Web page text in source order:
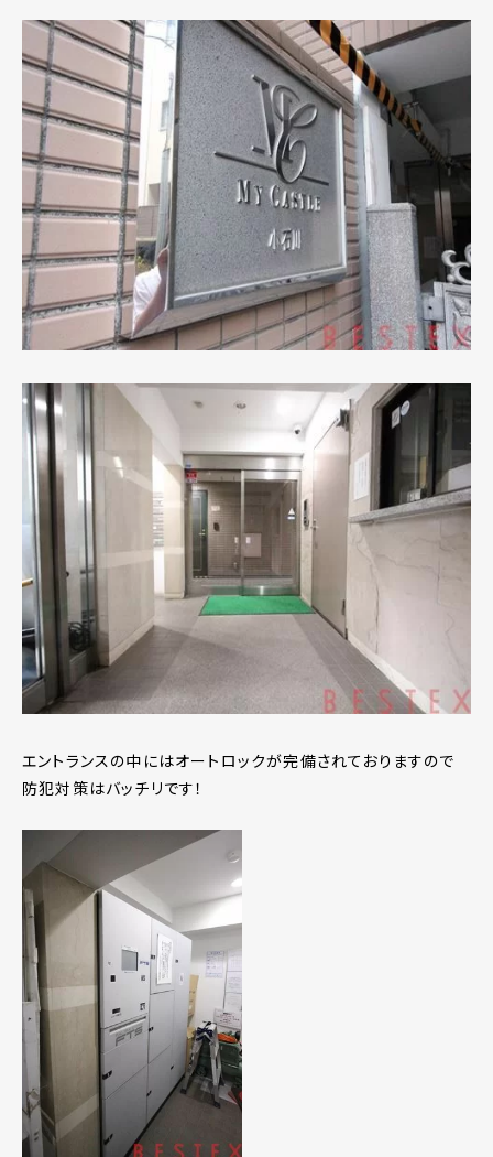
エントランスの中にはオートロックが完備されておりますので
防犯対策はバッチリです！